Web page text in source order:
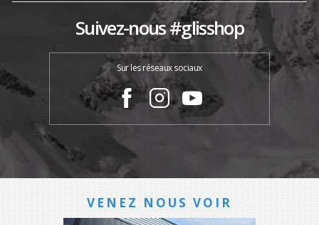
Suivez-nous #glisshop
Sur les réseaux sociaux
VENEZ NOUS VOIR